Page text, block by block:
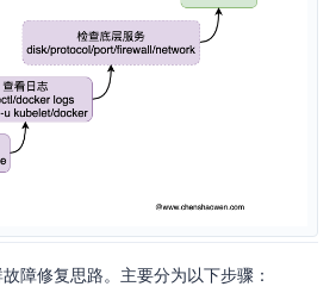
障修复思路。主要分为以下步骤：